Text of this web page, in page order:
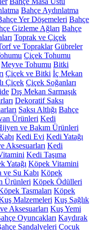
Bahçe Aydınlatma
Yer Döşemeleri Bahçe
Gizleme Ağları Bahçe
Toprak ve Çiçek
ve Topraklar Gübreler
Çiçek Tohumu
Meyve Tohumu Bitki
Çiçek ve Bitki İç Mekan
Çiçek Çiçek Soğanları
Dış Mekan Sarmaşık
Dekoratif Saksı
Saksı Altlığı Bahçe
Ürünleri Kedi
ve Bakım Ürünleri
Kedi Evi Kedi Yatağı
Aksesuarları Kedi
Kedi Taşıma
Yatağı Köpek Vitamini
Su Kabı Köpek
Ürünleri Köpek Ödülleri
Tasmaları Köpek
Malzemeleri Kuş Sağlık
Aksesuarları Kuş Yemi
Oyuncakları Kaydırak
Sandalyeleri Çocuk